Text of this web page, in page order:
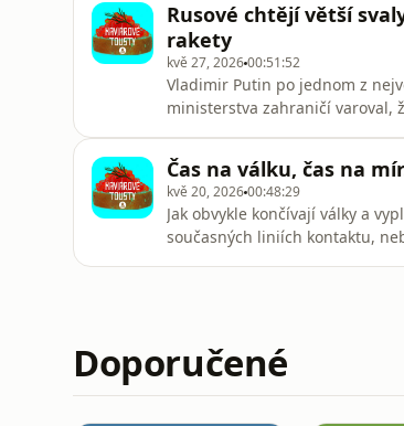
tématem je fenomén ruské
Rusové chtějí větší
rakety
kvě 27, 202600:51:52
Vladimir Putin po jednom z
ministerstva zahraničí varoval,
stále o odplatu za útok ve
doma
Čas na válku, čas na
kvě 20, 202600:48:29
Jak obvykle končívají války a
současných liniích kontaktu,
Doporučené